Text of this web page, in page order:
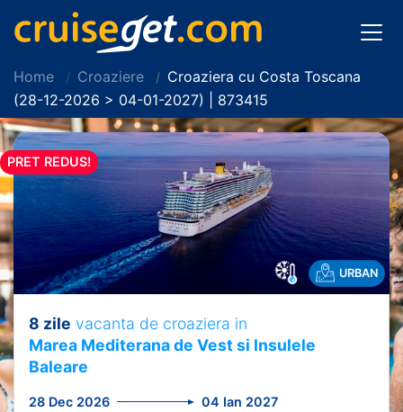
Home Croaziere
Croaziera cu Costa Toscana
(28-12-2026 > 04-01-2027) | 873415
PRET REDUS!
URBAN
8 zile vacanta de croaziera in
Marea Mediterana de Vest si Insulele
Baleare
28 Dec 2026 04 Ian 2027